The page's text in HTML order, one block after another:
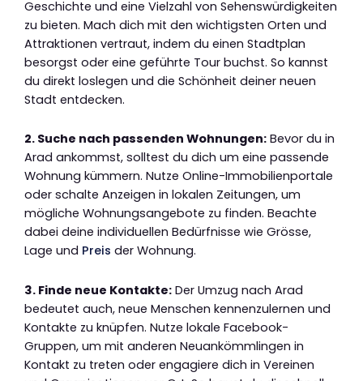
Geschichte und eine Vielzahl von Sehenswürdigkeiten
zu bieten. Mach dich mit den wichtigsten Orten und
Attraktionen vertraut, indem du einen Stadtplan
besorgst oder eine geführte Tour buchst. So kannst
du direkt loslegen und die Schönheit deiner neuen
Stadt entdecken.
2. Suche nach passenden Wohnungen: Bevor du in
Arad ankommst, solltest du dich um eine passende
Wohnung kümmern. Nutze Online-Immobilienportale
oder schalte Anzeigen in lokalen Zeitungen, um
mögliche Wohnungsangebote zu finden. Beachte
dabei deine individuellen Bedürfnisse wie Grösse,
Lage und Preis der Wohnung.
3. Finde neue Kontakte: Der Umzug nach Arad
bedeutet auch, neue Menschen kennenzulernen und
Kontakte zu knüpfen. Nutze lokale Facebook-
Gruppen, um mit anderen Neuankömmlingen in
Kontakt zu treten oder engagiere dich in Vereinen